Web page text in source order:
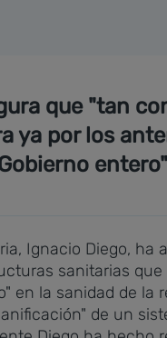
que "tan
ya por los
entero"
Ignacio Diego,
sanitarias
en la sanidad de
de un